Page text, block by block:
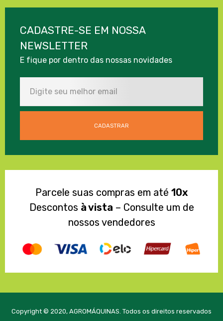
CADASTRE-SE EM NOSSA
NEWSLETTER
E fique por dentro das nossas novidades
Parcele suas compras em até 10x
Descontos à vista – Consulte um de
nossos vendedores
Copyright © 2020, AGROMÁQUINAS. Todos os direitos reservados